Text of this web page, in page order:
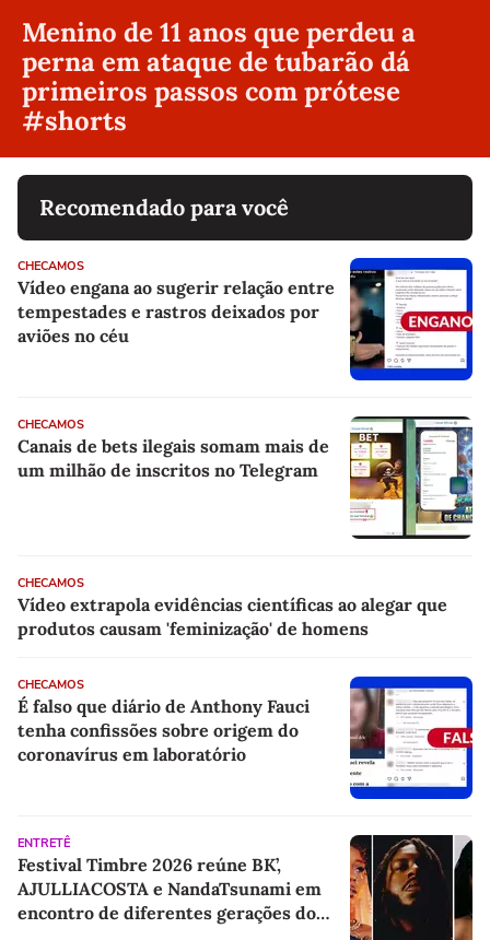
Menino de 11 anos que perdeu a
perna em ataque de tubarão dá
primeiros passos com prótese
#shorts
Recomendado para você
CHECAMOS
Vídeo engana ao sugerir relação entre
tempestades e rastros deixados por
aviões no céu
CHECAMOS
Canais de bets ilegais somam mais de
um milhão de inscritos no Telegram
CHECAMOS
Vídeo extrapola evidências científicas ao alegar que
produtos causam 'feminização' de homens
CHECAMOS
É falso que diário de Anthony Fauci
tenha confissões sobre origem do
coronavírus em laboratório
ENTRETÊ
Festival Timbre 2026 reúne BK’,
AJULLIACOSTA e NandaTsunami em
encontro de diferentes gerações do